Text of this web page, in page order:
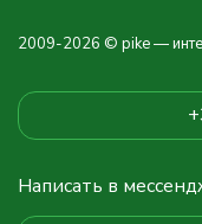
2009-2026 © pike —
Написать в